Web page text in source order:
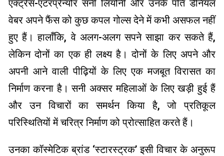
एक्ट्रेस-एंटरप्रेन्योर सनी लियोनी और उनके पति डैनियल
वेबर अपने फैंस को कुछ कपल गोल्स देने में कभी असफल नहीं
हुए हैं। हालाँकि, वे अलग-अलग सपने साझा कर सकते हैं,
लेकिन दोनों का एक ही लक्ष्य है। दोनों के लिए अपने और
अपनी आने वाली पीढ़ियों के लिए एक मजबूत विरासत का
निर्माण करना है। सनी अक्सर महिलाओं के लिए खड़ी हुई हैं
और उन विचारों का समर्थन किया है, जो प्रतिकूल
परिस्थितियों में चरित्र निर्माण को प्रोत्साहित करते हैं।
उनका कॉस्मेटिक ब्रांड ‘स्टारस्ट्रक’ इसी विचार के अनुरूप